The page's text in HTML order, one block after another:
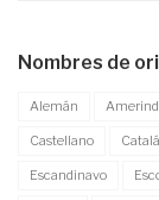
Nombres de
Alemán
Castellano
Escandinavo